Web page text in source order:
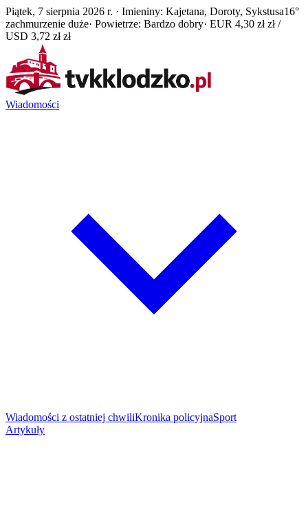
Piątek, 7 sierpnia 2026 r. · Imieniny: Kajetana, Doroty, Sykstusa16°
zachmurzenie duże· Powietrze: Bardzo dobry· EUR 4,30 zł zł /
USD 3,72 zł zł
Wiadomości
Wiadomości z ostatniej chwiliKronika policyjnaSport
Artykuły